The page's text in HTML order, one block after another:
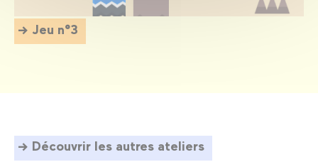
Jeu n°3
Découvrir les autres ateliers